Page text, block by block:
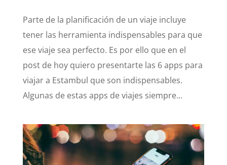
Parte de la planificación de un viaje incluye
tener las herramienta indispensables para que
ese viaje sea perfecto. Es por ello que en el
post de hoy quiero presentarte las 6 apps para
viajar a Estambul que son indispensables.
Algunas de estas apps de viajes siempre...